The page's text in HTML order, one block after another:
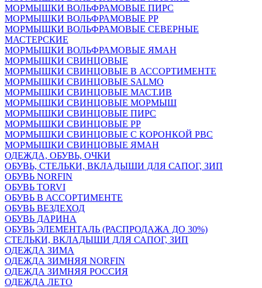
МОРМЫШКИ ВОЛЬФРАМОВЫЕ ПИРС
МОРМЫШКИ ВОЛЬФРАМОВЫЕ РР
МОРМЫШКИ ВОЛЬФРАМОВЫЕ СЕВЕРНЫЕ
МАСТЕРСКИЕ
МОРМЫШКИ ВОЛЬФРАМОВЫЕ ЯМАН
МОРМЫШКИ СВИНЦОВЫЕ
МОРМЫШКИ СВИНЦОВЫЕ В АССОРТИМЕНТЕ
МОРМЫШКИ СВИНЦОВЫЕ SALMO
МОРМЫШКИ СВИНЦОВЫЕ МАСТ.ИВ
МОРМЫШКИ СВИНЦОВЫЕ МОРМЫШ
МОРМЫШКИ СВИНЦОВЫЕ ПИРС
МОРМЫШКИ СВИНЦОВЫЕ РР
МОРМЫШКИ СВИНЦОВЫЕ С КОРОНКОЙ РВС
МОРМЫШКИ СВИНЦОВЫЕ ЯМАН
ОДЕЖДА, ОБУВЬ, ОЧКИ
ОБУВЬ, СТЕЛЬКИ, ВКЛАДЫШИ ДЛЯ САПОГ, ЗИП
ОБУВЬ NORFIN
ОБУВЬ TORVI
ОБУВЬ В АССОРТИМЕНТЕ
ОБУВЬ ВЕЗДЕХОД
ОБУВЬ ДАРИНА
ОБУВЬ ЭЛЕМЕНТАЛЬ (РАСПРОДАЖА ДО 30%)
СТЕЛЬКИ, ВКЛАДЫШИ ДЛЯ САПОГ, ЗИП
ОДЕЖДА ЗИМА
ОДЕЖДА ЗИМНЯЯ NORFIN
ОДЕЖДА ЗИМНЯЯ РОССИЯ
ОДЕЖДА ЛЕТО